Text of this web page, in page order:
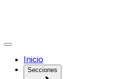
Inicio
Secciones